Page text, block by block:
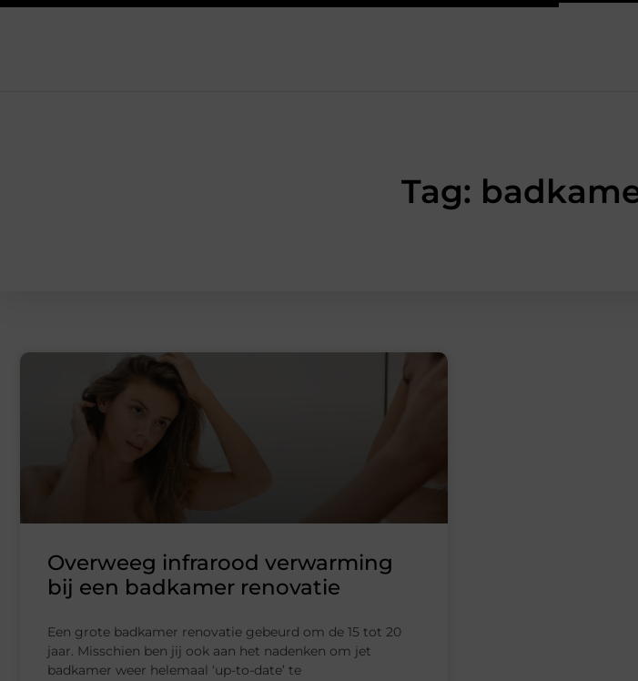
Tag:
Overweeg infrarood verwarming
bij een badkamer renovatie
Een grote badkamer renovatie gebeurd om de 15 tot 20
jaar. Misschien ben jij ook aan het nadenken om jet
badkamer weer helemaal ‘up-to-date’ te